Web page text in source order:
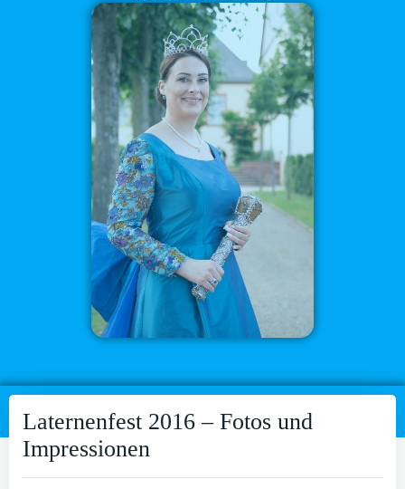
Laternenfest 2016 – Fotos und
Impressionen